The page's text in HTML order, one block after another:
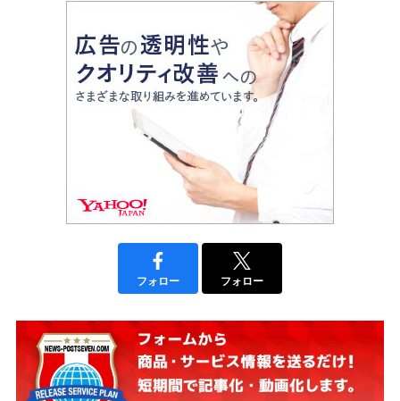
フォロー フォロー